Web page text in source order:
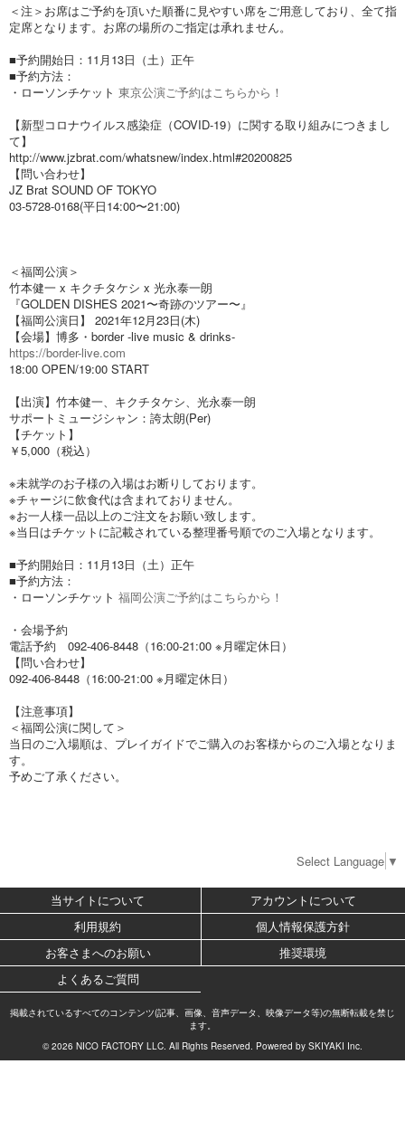
＜注＞お席はご予約を頂いた順番に見やすい席をご用意しており、全て指
定席となります。お席の場所のご指定は承れません。
■予約開始日：11月13日（土）正午
■予約方法：
・ローソンチケット 東京公演ご予約はこちらから！
【新型コロナウイルス感染症（COVID-19）に関する取り組みにつきまし
て】
http://www.jzbrat.com/whatsnew/index.html#20200825
【問い合わせ】
JZ Brat SOUND OF TOKYO
03-5728-0168(平日14:00〜21:00)
＜福岡公演＞
竹本健一 x キクチタケシ x 光永泰一朗
『GOLDEN DISHES 2021〜奇跡のツアー〜』
【福岡公演日】 2021年12月23日(木)
【会場】博多・border -live music & drinks-
https://border-live.com
18:00 OPEN/19:00 START
【出演】竹本健一、キクチタケシ、光永泰一朗
サポートミュージシャン：誇太朗(Per)
【チケット】
￥5,000（税込）
※未就学のお子様の入場はお断りしております。
※チャージに飲食代は含まれておりません。
※お一人様一品以上のご注文をお願い致します。
※当日はチケットに記載されている整理番号順でのご入場となります。
■予約開始日：11月13日（土）正午
■予約方法：
・ローソンチケット 福岡公演ご予約はこちらから！
・会場予約
電話予約 092-406-8448（16:00-21:00 ※月曜定休日）
【問い合わせ】
092-406-8448（16:00-21:00 ※月曜定休日）
【注意事項】
＜福岡公演に関して＞
当日のご入場順は、プレイガイドでご購入のお客様からのご入場となりま
す。
予めご了承ください。
Select Language ▼
当サイトについて
アカウントについて
利用規約
個人情報保護方針
お客さまへのお願い
推奨環境
よくあるご質問
掲載されているすべてのコンテンツ(記事、画像、音声データ、映像データ等)の無断転載を禁じ
ます。
© 2026 NICO FACTORY LLC. All Rights Reserved. Powered by SKIYAKI Inc.